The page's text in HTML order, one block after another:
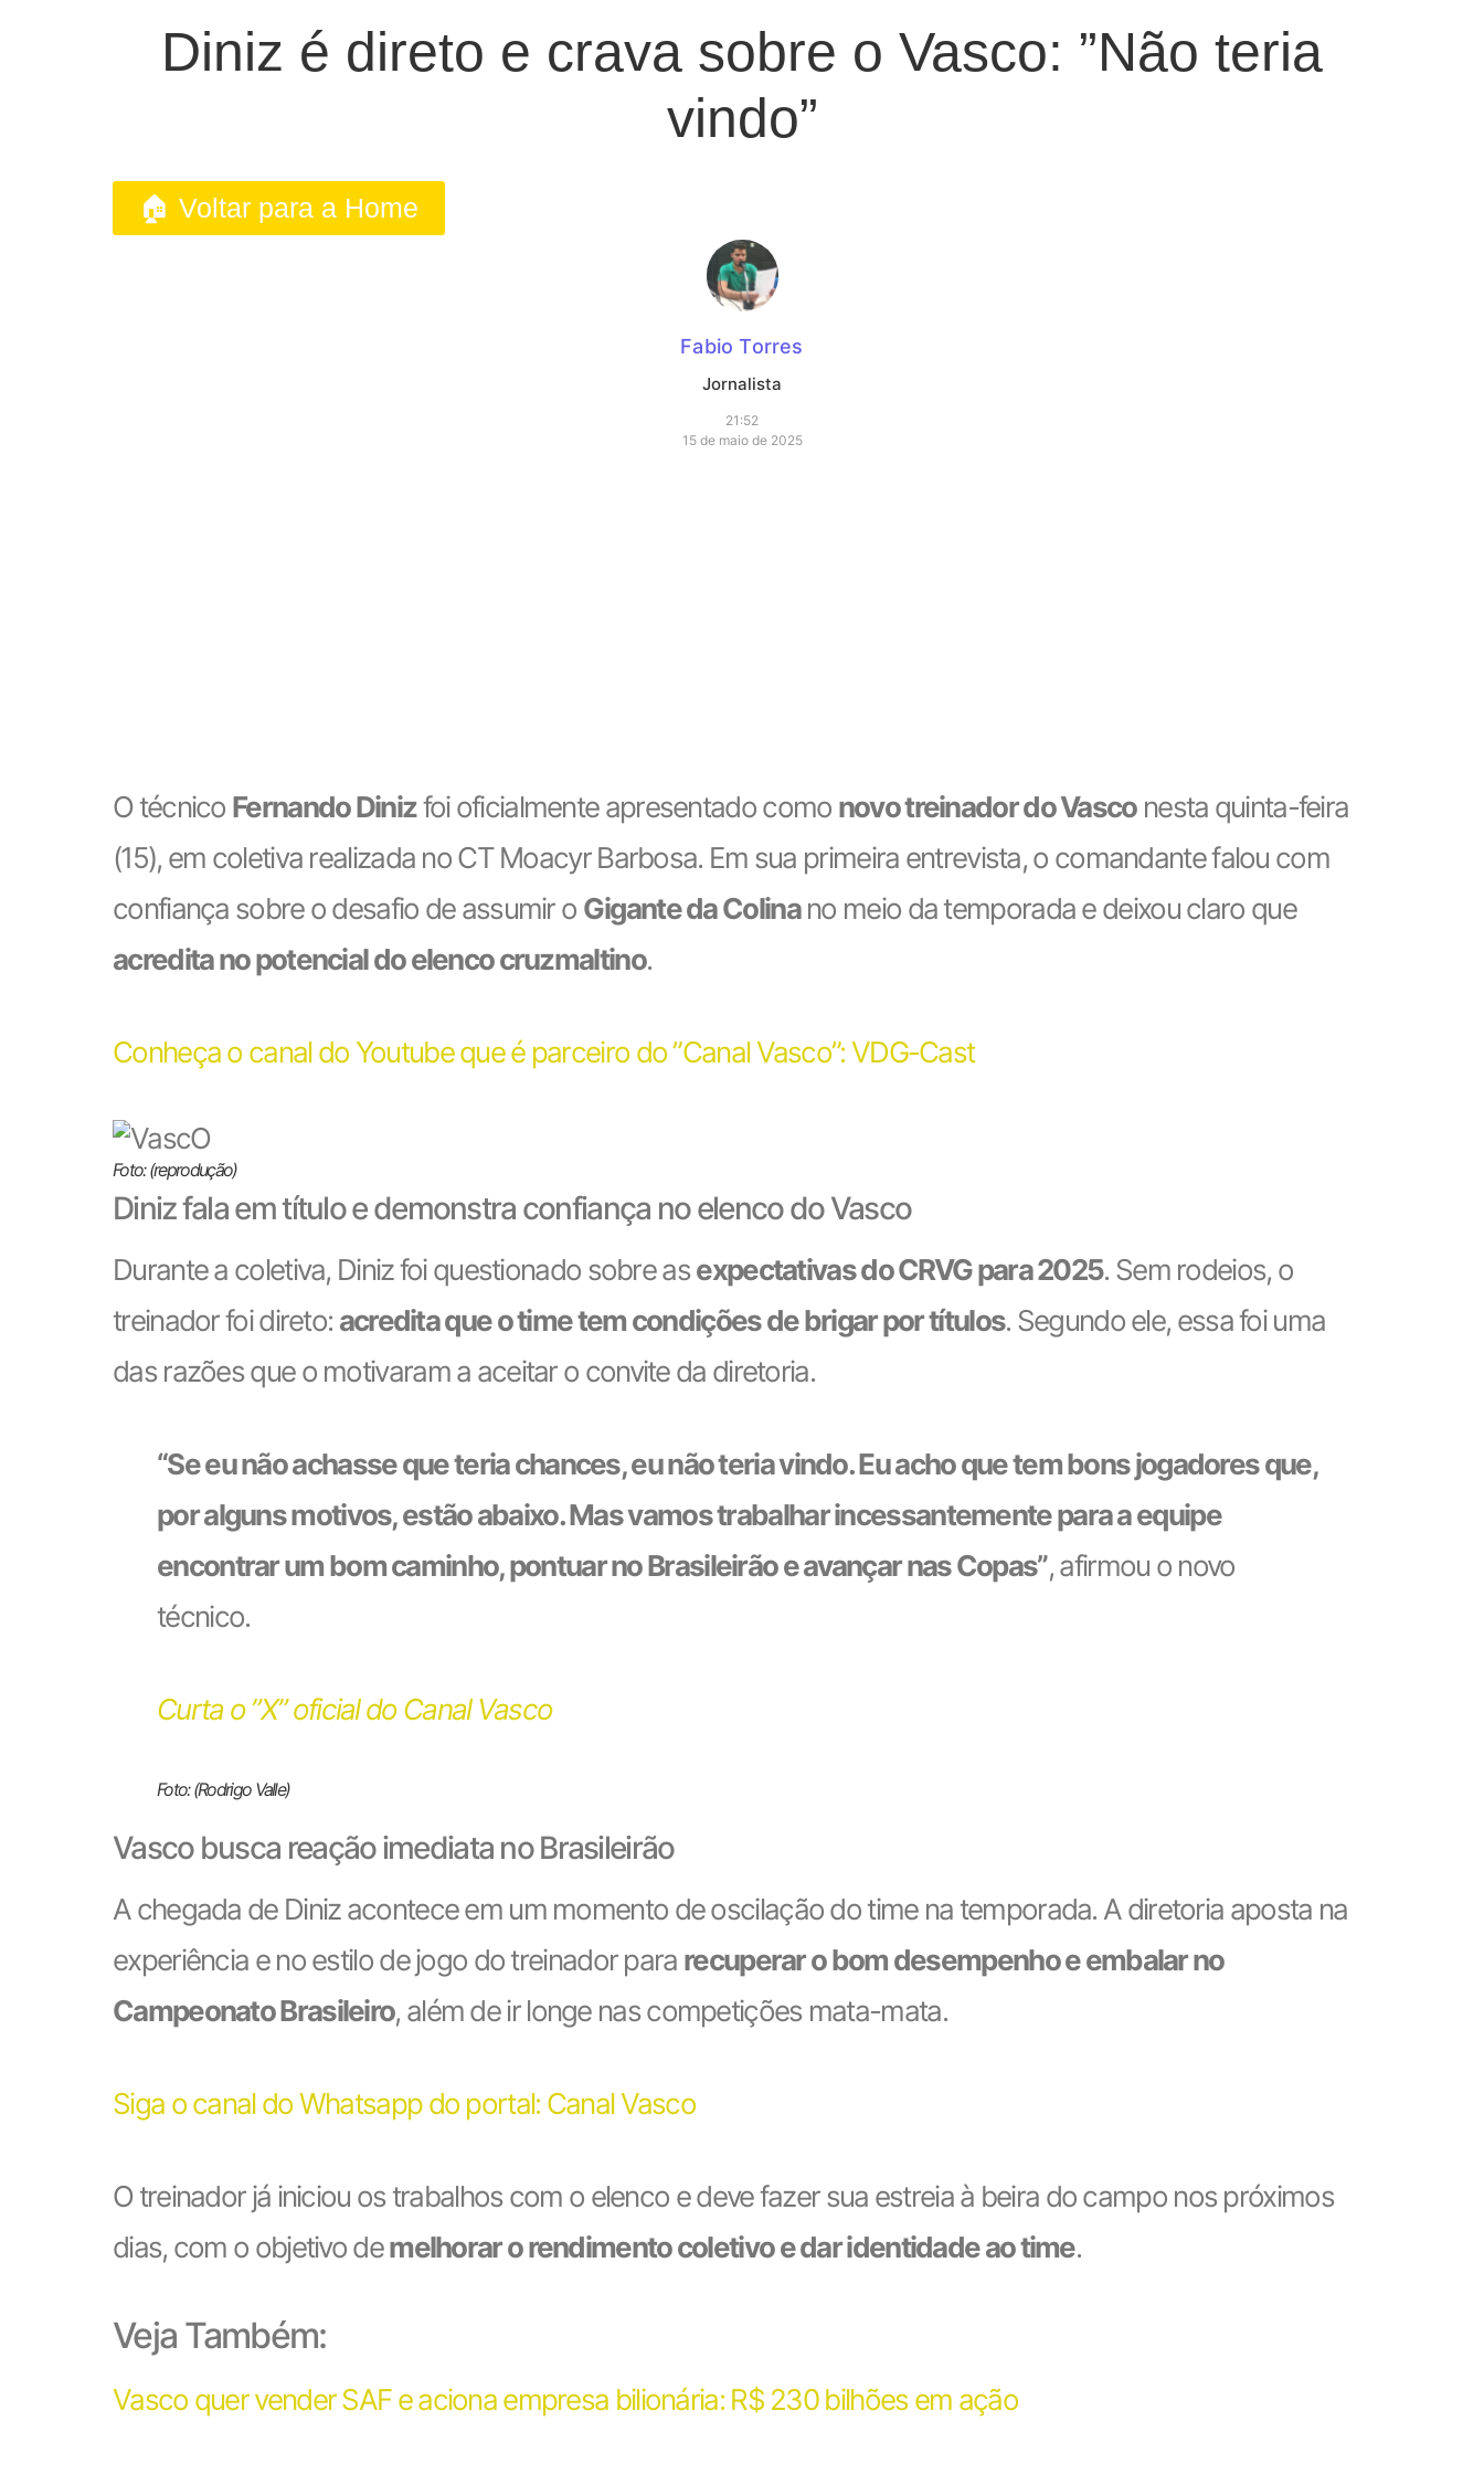
Diniz é direto e crava sobre o Vasco: ”Não teria
vindo”
🏠 Voltar para a Home
Fabio Torres
Jornalista
21:52
15 de maio de 2025
O técnico Fernando Dinizfoi oficialmente apresentado como novo treinador do Vasconesta quinta-feira
(15), em coletiva realizada no CT Moacyr Barbosa. Em sua primeira entrevista, o comandante falou com
confiança sobre o desafio de assumir o Gigante da Colinano meio da temporada e deixou claro que
acredita no potencial do elenco cruzmaltino.
Conheça o canal do Youtube que é parceiro do ”Canal Vasco”: VDG-Cast
Foto: (reprodução)
Diniz fala em título e demonstra confiança no elenco do Vasco
Durante a coletiva, Diniz foi questionado sobre asexpectativas do CRVG para 2025. Sem rodeios, o
treinador foi direto: acredita que o time tem condições de brigar por títulos. Segundo ele, essa foi uma
das razões que o motivaram a aceitar o convite da diretoria.
“Se eu não achasse que teria chances, eu não teria vindo. Eu acho que tem bons jogadores que,
por alguns motivos, estão abaixo. Mas vamos trabalhar incessantemente para a equipe
encontrar um bom caminho, pontuar no Brasileirão e avançar nas Copas”, afirmou o novo
técnico.
Curta o ”X” oficial do Canal Vasco
Foto: (Rodrigo Valle)
Vasco busca reação imediata no Brasileirão
A chegada de Diniz acontece em um momento de oscilação do time na temporada. A diretoria aposta na
experiência e no estilo de jogo do treinador para recuperar o bom desempenho e embalar no
Campeonato Brasileiro, além de ir longe nas competições mata-mata.
Siga o canal do Whatsapp do portal: Canal Vasco
O treinador já iniciou os trabalhos com o elenco e deve fazer sua estreia à beira do campo nos próximos
dias, com o objetivo demelhorar o rendimento coletivo e dar identidade ao time.
Veja Também:
Vasco quer vender SAF e aciona empresa bilionária: R$ 230 bilhões em ação